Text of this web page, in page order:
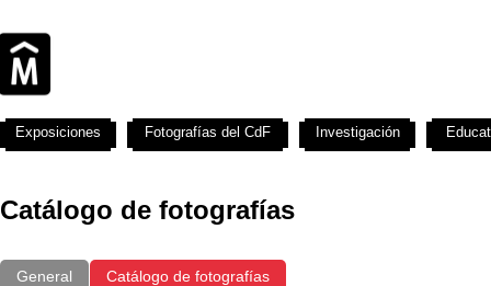
Catálogo de fotografías
General Catálogo de fotografías
Exposiciones Fotografías del CdF Investigación